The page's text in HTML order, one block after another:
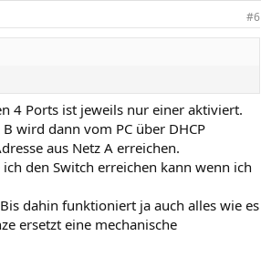
#6
4 Ports ist jeweils nur einer aktiviert.
wird dann vom PC über DHCP
aus Netz A erreichen.
den Switch erreichen kann wenn ich
dahin funktioniert ja auch alles wie es
ersetzt eine mechanische